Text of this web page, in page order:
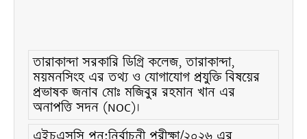
তারাকান্দা সরকারি ডিগ্রি কলেজ, তারাকান্দা,
ময়মনসিংহ এর তথ্য ও যোগাযোগ প্রযুক্তি বিষয়ের
প্রভাষক জনাব মোঃ মজিবুর রহমান খান এর
অনাপত্তি সদন (NOC)।
এইচএসসি পূন:নির্বাচনী পরীক্ষা/২০২৬ এর